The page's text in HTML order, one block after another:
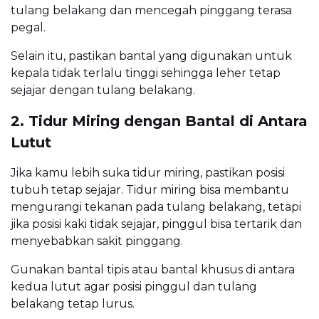
tulang belakang dan mencegah pinggang terasa
pegal.
Selain itu, pastikan bantal yang digunakan untuk
kepala tidak terlalu tinggi sehingga leher tetap
sejajar dengan tulang belakang.
2. Tidur Miring dengan Bantal di Antara
Lutut
Jika kamu lebih suka tidur miring, pastikan posisi
tubuh tetap sejajar. Tidur miring bisa membantu
mengurangi tekanan pada tulang belakang, tetapi
jika posisi kaki tidak sejajar, pinggul bisa tertarik dan
menyebabkan sakit pinggang.
Gunakan bantal tipis atau bantal khusus di antara
kedua lutut agar posisi pinggul dan tulang
belakang tetap lurus.